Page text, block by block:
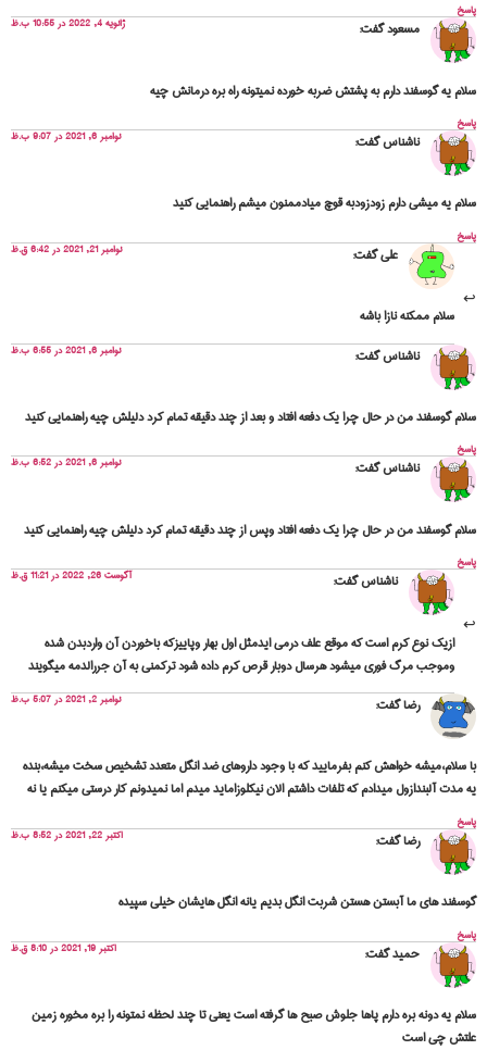
پاسخ
مسعودگفت: ژانویه 4, 2022 در 10:55 ب.ظ
سلام یه گوسفند دارم به پشتش ضربه خورده نمیتونه راه بره درمانش چیه
پاسخ
ناشناسگفت: نوامبر 6, 2021 در 9:07 ب.ظ
سلام یه میشی دارم زودزودبه قوچ میادممنون میشم راهنمایی کنید
پاسخ
علیگفت: نوامبر 21, 2021 در 6:42 ق.ظ
سلام ممکنه نازا باشه
ناشناسگفت: نوامبر 6, 2021 در 6:55 ب.ظ
سلام گوسفند من در حال چرا یک دفعه افتاد و بعد از چند دقیقه تمام کرد دلیلش چیه راهنمایی کنید
پاسخ
ناشناسگفت: نوامبر 6, 2021 در 6:52 ب.ظ
سلام گوسفند من در حال چرا یک دفعه افتاد وپس از چند دقیقه تمام کرد دلیلش چیه راهنمایی کنید
پاسخ
ناشناسگفت: آگوست 26, 2022 در 11:21 ق.ظ
ازیک نوع کرم است که موقع علف درمی ایدمثل اول بهار وپاییزکه باخوردن آن واردبدن شده
وموجب مرگ فوری میشود هرسال دوبار قرص کرم داده شود ترکمنی به آن جررالدمه میگویند
رضاگفت: نوامبر 2, 2021 در 5:07 ب.ظ
با سلام،میشه خواهش کنم بفرمایید که با وجود داروهای ضد انگل متعدد تشخیص سخت میشه،بنده
یه مدت آلبندازول میدادم که تلفات داشتم الان نیکلوزاماید میدم اما نمیدونم کار درستی میکنم یا نه
پاسخ
رضاگفت: اکتبر 22, 2021 در 8:52 ب.ظ
گوسفند های ما آبستن هستن شربت انگل بدیم یانه انگل هایشان خیلی سپیده
پاسخ
حمیدگفت: اکتبر 19, 2021 در 8:10 ق.ظ
سلام یه دونه بره دارم پاها جلوش صبح ها گرفته است یعنی تا چند لحظه نمتونه را بره مخوره زمین
علتش چی است